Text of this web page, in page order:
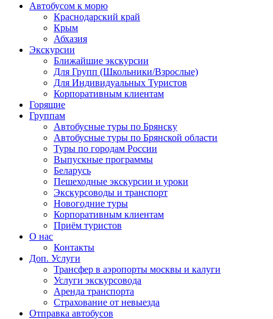
Автобусом к морю
Краснодарский край
Крым
Абхазия
Экскурсии
Ближайшие экскурсии
Для Групп (Школьники/Взрослые)
Для Индивидуальных Туристов
Корпоративным клиентам
Горящие
Группам
Автобусные туры по Брянску
Автобусные туры по Брянской области
Туры по городам России
Выпускные программы
Беларусь
Пешеходные экскурсии и уроки
Экскурсоводы и транспорт
Новогодние туры
Корпоративным клиентам
Приём туристов
О нас
Контакты
Доп. Услуги
Трансфер в аэропорты москвы и калуги
Услуги экскурсовода
Аренда транспорта
Страхование от невыезда
Отправка автобусов